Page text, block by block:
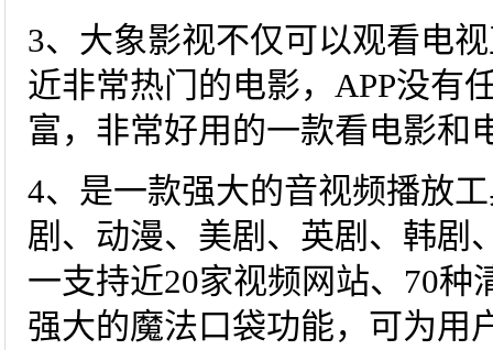
3、大象影视不仅可以观看电
近非常热门的电影，APP没有
富，非常好用的一款看电影和
4、是一款强大的音视频播放
剧、动漫、美剧、英剧、韩剧
一支持近20家视频网站、70
强大的魔法口袋功能，可为用